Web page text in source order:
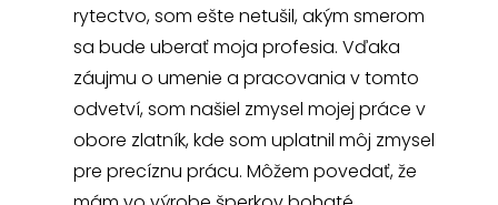
rytectvo, som ešte netušil, akým smerom
sa bude uberať moja profesia. Vďaka
záujmu o umenie a pracovania v tomto
odvetví, som našiel zmysel mojej práce v
obore zlatník, kde som uplatnil môj zmysel
pre precíznu prácu. Môžem povedať, že